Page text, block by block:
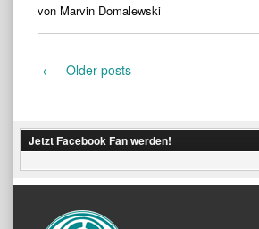
von Marvin Domalewski
Posts
navigation
← Older posts
Jetzt Facebook Fan werden!